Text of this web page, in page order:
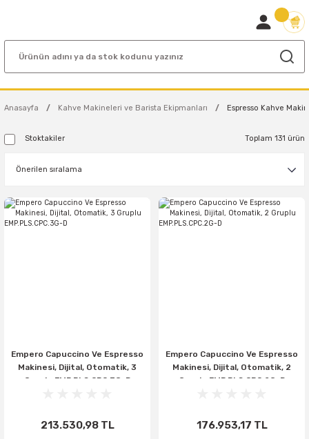
Anasayfa Kahve Makineleri ve Barista Ekipmanları Espresso Kahve
Stoktakiler Toplam 131 ürün
Empero Capuccino Ve Espresso
Makinesi, Dijital, Otomatik, 3
Gruplu EMP.PLS.CPC.3G-D
213.530,98 TL
Empero Capuccino Ve Espresso
Makinesi, Dijital, Otomatik, 2
Gruplu EMP.PLS.CPC.2G-D
176.953,17 TL